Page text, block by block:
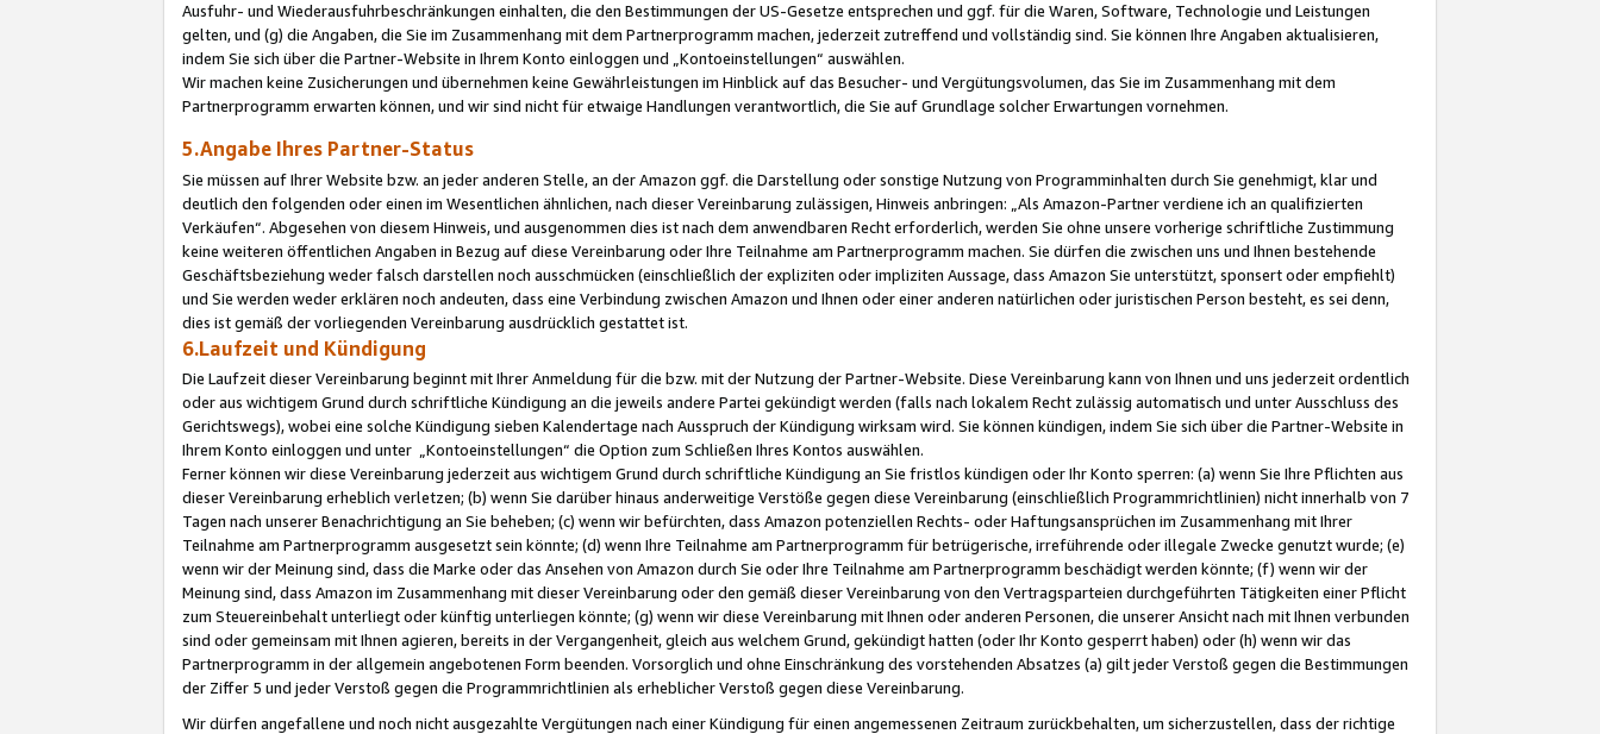
Ausfuhr- und Wiederausfuhrbeschränkungen einhalten, die den Bestimmungen der US-Gesetze entsprechen und ggf. für die Waren, Software, Technologie und Leistungen
gelten, und (g) die Angaben, die Sie im Zusammenhang mit dem Partnerprogramm machen, jederzeit zutreffend und vollständig sind. Sie können Ihre Angaben aktualisieren,
indem Sie sich über die Partner-Website in Ihrem Konto einloggen und „Kontoeinstellungen“ auswählen.
Wir machen keine Zusicherungen und übernehmen keine Gewährleistungen im Hinblick auf das Besucher- und Vergütungsvolumen, das Sie im Zusammenhang mit dem
Partnerprogramm erwarten können, und wir sind nicht für etwaige Handlungen verantwortlich, die Sie auf Grundlage solcher Erwartungen vornehmen.
5.Angabe Ihres Partner-Status
Sie müssen auf Ihrer Website bzw. an jeder anderen Stelle, an der Amazon ggf. die Darstellung oder sonstige Nutzung von Programminhalten durch Sie genehmigt, klar und
deutlich den folgenden oder einen im Wesentlichen ähnlichen, nach dieser Vereinbarung zulässigen, Hinweis anbringen: „Als Amazon-Partner verdiene ich an qualifizierten
Verkäufen“. Abgesehen von diesem Hinweis, und ausgenommen dies ist nach dem anwendbaren Recht erforderlich, werden Sie ohne unsere vorherige schriftliche Zustimmung
keine weiteren öffentlichen Angaben in Bezug auf diese Vereinbarung oder Ihre Teilnahme am Partnerprogramm machen. Sie dürfen die zwischen uns und Ihnen bestehende
Geschäftsbeziehung weder falsch darstellen noch ausschmücken (einschließlich der expliziten oder impliziten Aussage, dass Amazon Sie unterstützt, sponsert oder empfiehlt)
und Sie werden weder erklären noch andeuten, dass eine Verbindung zwischen Amazon und Ihnen oder einer anderen natürlichen oder juristischen Person besteht, es sei denn,
dies ist gemäß der vorliegenden Vereinbarung ausdrücklich gestattet ist.
6.Laufzeit und Kündigung
Die Laufzeit dieser Vereinbarung beginnt mit Ihrer Anmeldung für die bzw. mit der Nutzung der Partner-Website. Diese Vereinbarung kann von Ihnen und uns jederzeit ordentlich
oder aus wichtigem Grund durch schriftliche Kündigung an die jeweils andere Partei gekündigt werden (falls nach lokalem Recht zulässig automatisch und unter Ausschluss des
Gerichtswegs), wobei eine solche Kündigung sieben Kalendertage nach Ausspruch der Kündigung wirksam wird. Sie können kündigen, indem Sie sich über die Partner-Website in
Ihrem Konto einloggen und unter „Kontoeinstellungen“ die Option zum Schließen Ihres Kontos auswählen.
Ferner können wir diese Vereinbarung jederzeit aus wichtigem Grund durch schriftliche Kündigung an Sie fristlos kündigen oder Ihr Konto sperren: (a) wenn Sie Ihre Pflichten aus
dieser Vereinbarung erheblich verletzen; (b) wenn Sie darüber hinaus anderweitige Verstöße gegen diese Vereinbarung (einschließlich Programmrichtlinien) nicht innerhalb von 7
Tagen nach unserer Benachrichtigung an Sie beheben; (c) wenn wir befürchten, dass Amazon potenziellen Rechts- oder Haftungsansprüchen im Zusammenhang mit Ihrer
Teilnahme am Partnerprogramm ausgesetzt sein könnte; (d) wenn Ihre Teilnahme am Partnerprogramm für betrügerische, irreführende oder illegale Zwecke genutzt wurde; (e)
wenn wir der Meinung sind, dass die Marke oder das Ansehen von Amazon durch Sie oder Ihre Teilnahme am Partnerprogramm beschädigt werden könnte; (f) wenn wir der
Meinung sind, dass Amazon im Zusammenhang mit dieser Vereinbarung oder den gemäß dieser Vereinbarung von den Vertragsparteien durchgeführten Tätigkeiten einer Pflicht
zum Steuereinbehalt unterliegt oder künftig unterliegen könnte; (g) wenn wir diese Vereinbarung mit Ihnen oder anderen Personen, die unserer Ansicht nach mit Ihnen verbunden
sind oder gemeinsam mit Ihnen agieren, bereits in der Vergangenheit, gleich aus welchem Grund, gekündigt hatten (oder Ihr Konto gesperrt haben) oder (h) wenn wir das
Partnerprogramm in der allgemein angebotenen Form beenden. Vorsorglich und ohne Einschränkung des vorstehenden Absatzes (a) gilt jeder Verstoß gegen die Bestimmungen
der Ziffer 5 und jeder Verstoß gegen die Programmrichtlinien als erheblicher Verstoß gegen diese Vereinbarung.
Wir dürfen angefallene und noch nicht ausgezahlte Vergütungen nach einer Kündigung für einen angemessenen Zeitraum zurückbehalten, um sicherzustellen, dass der richtige